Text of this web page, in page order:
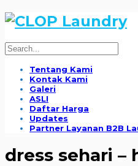
Tentang Kami
Kontak Kami
Galeri
ASLI
Daftar Harga
Updates
Partner Layanan B2B
dress sehari –